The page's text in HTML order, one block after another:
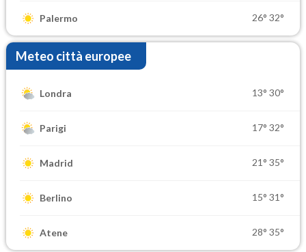
Palermo 26° 32°
Meteo città europee
Londra 13° 30°
Parigi 17° 32°
Madrid 21° 35°
Berlino 15° 31°
Atene 28° 35°